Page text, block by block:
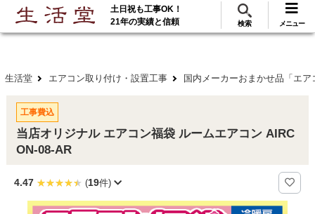
ご利用 288万･工事実績117万件! 無料見積
土日祝も工事OK！
21年の実績と信頼
検索 メニュー
生活堂 エアコン取り付け・設置工事 国内メーカーおまかせ品「エア
工事費込
当店オリジナル エアコン福袋 ルームエアコン AIRC
ON-08-AR
4.47 (19件)